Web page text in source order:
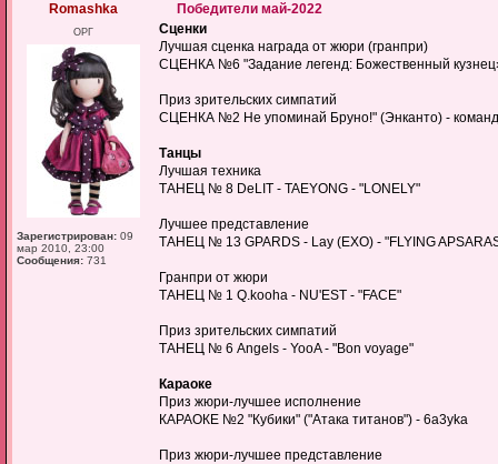
Romashka
ОРГ
Зарегистрирован: 09
мар 2010, 23:00
Сообщения: 731
Победители май-2022
Сценки
Лучшая сценка награда от жюри (гранпри)
СЦЕНКА №6 "Задание легенд: Божественный
Приз зрительских симпатий
СЦЕНКА №2 Не упоминай Бруно!" (Энканто) -
Танцы
Лучшая техника
ТАНЕЦ № 8 DeLIT - TAEYONG - "LONELY"
Лучшее представление
ТАНЕЦ № 13 GPARDS - Lay (EXO) - "FLYING
Гранпри от жюри
ТАНЕЦ № 1 Q.kooha - NU'EST - "FACE"
Приз зрительских симпатий
ТАНЕЦ № 6 Angels - YooA - "Bon voyage"
Караоке
Приз жюри-лучшее исполнение
КАРАОКЕ №2 "Кубики" ("Атака титанов") - 6a3yka
Приз жюри-лучшее представление